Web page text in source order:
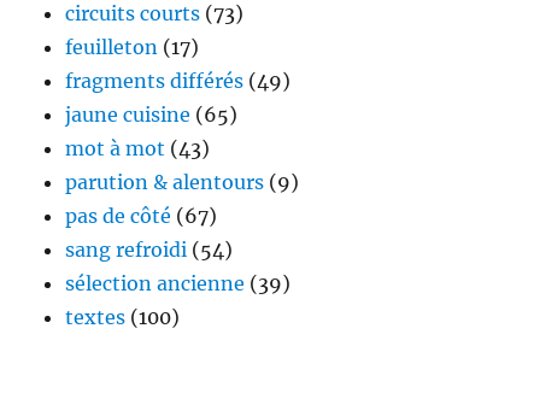
circuits courts (73)
feuilleton (17)
fragments différés (49)
jaune cuisine (65)
mot à mot (43)
parution & alentours (9)
pas de côté (67)
sang refroidi (54)
sélection ancienne (39)
textes (100)